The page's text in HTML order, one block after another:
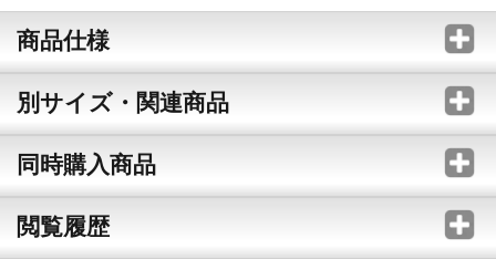
商品仕様
別サイズ・関連商品
同時購入商品
閲覧履歴